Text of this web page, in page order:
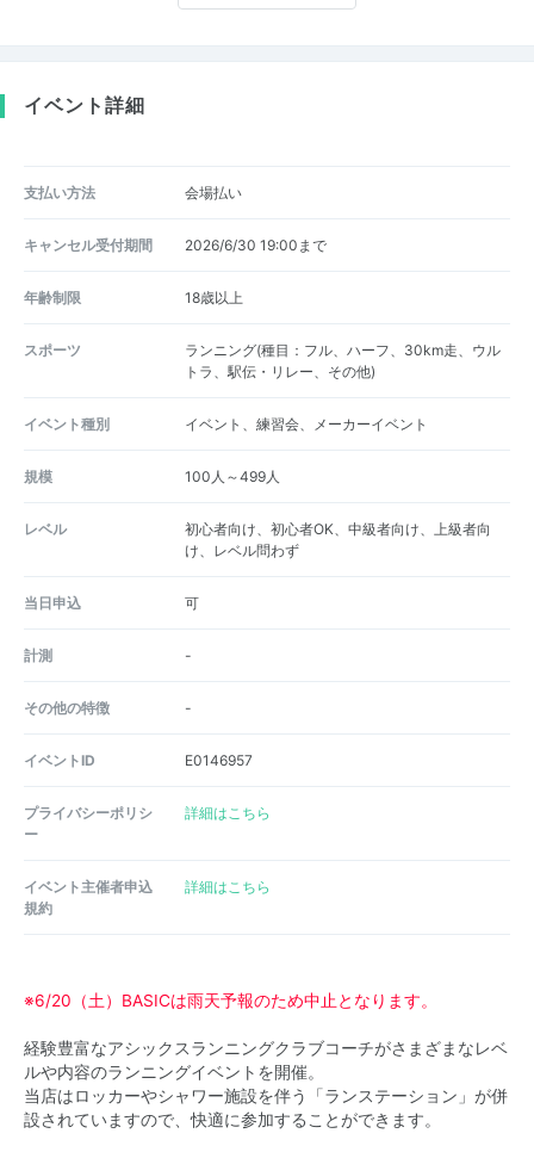
イベント詳細
支払い方法 会場払い
キャンセル受付期間 2026/6/30 19:00まで
年齢制限 18歳以上
スポーツ
ランニング(種目：フル、ハーフ、30km走、ウル
トラ、駅伝・リレー、その他)
イベント種別 イベント、練習会、メーカーイベント
規模 100人～499人
レベル
初心者向け、初心者OK、中級者向け、上級者向
け、レベル問わず
当日申込 可
計測 -
その他の特徴 -
イベントID E0146957
プライバシーポリシ
ー
詳細はこちら
イベント主催者申込
規約
詳細はこちら
※6/20（土）BASICは雨天予報のため中止となります。
経験豊富なアシックスランニングクラブコーチがさまざまなレベ
ルや内容のランニングイベントを開催。
当店はロッカーやシャワー施設を伴う「ランステーション」が併
設されていますので、快適に参加することができます。